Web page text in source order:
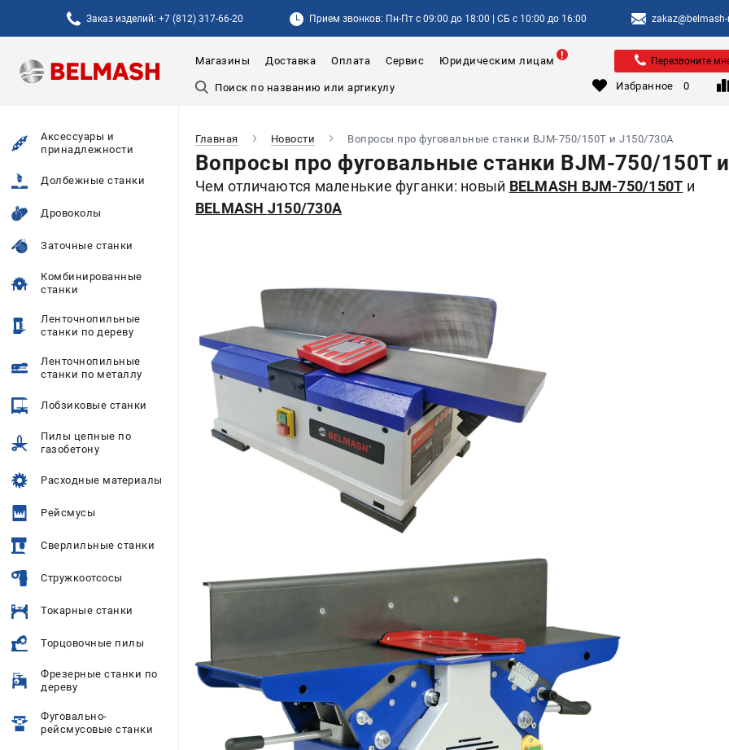
Заказ изделий: +7 (812) 317-66-20 Прием звонков: Пн-Пт с 09:00 до 18:00 | СБ с 10:00 до 16:00
Магазины Доставка Оплата Сервис Юридическим лицам Перезвоните
Избранное 0
Аксессуары и
принадлежности
Долбежные станки
Дровоколы
Заточные станки
Комбинированные
станки
Ленточнопильные
станки по дереву
Ленточнопильные
станки по металлу
Лобзиковые станки
Пилы цепные по
газобетону
Расходные материалы
Рейсмусы
Сверлильные станки
Стружкоотсосы
Токарные станки
Торцовочные пилы
Фрезерные станки по
дереву
Фуговально-
рейсмусовые станки
Главная Новости Вопросы про фуговальные станки BJM-750/150T и J150/730A
Вопросы про фуговальные станки BJM-750/150T
Чем отличаются маленькие фуганки: новый BELMASH BJM-750/150T и
BELMASH J150/730A